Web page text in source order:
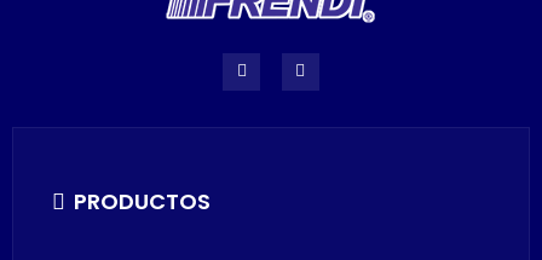
PRODUCTOS